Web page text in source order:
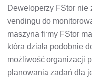
Deweloperzy FStor nie
vendingu do
maszyna firmy FStor
która działa podobnie
możliwość organizacji
planowania zadań dla